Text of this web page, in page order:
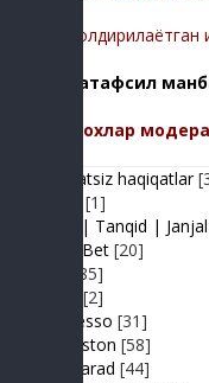
-
(батафсил
Изохлар
Adolatsiz haqiqatlar
[1]
Baxs| Tanqid | Janjal
BeshBet [20]
[85]
[2]
Expresso [31]
FIKRiston [58]
Hit-Parad [44]